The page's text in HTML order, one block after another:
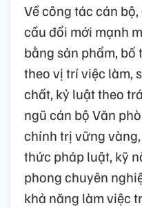
Về công tác cán
cầu đổi mới mạnh
bằng sản phẩm,
theo vị trí việc làm,
chất, kỷ luật theo
ngũ cán bộ Văn
chính trị vững
thức pháp luật, kỹ
phong chuyên
khả năng làm việc